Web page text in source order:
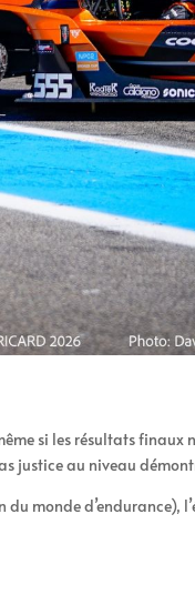
si les résultats finaux
justice au niveau
monde d’endurance),